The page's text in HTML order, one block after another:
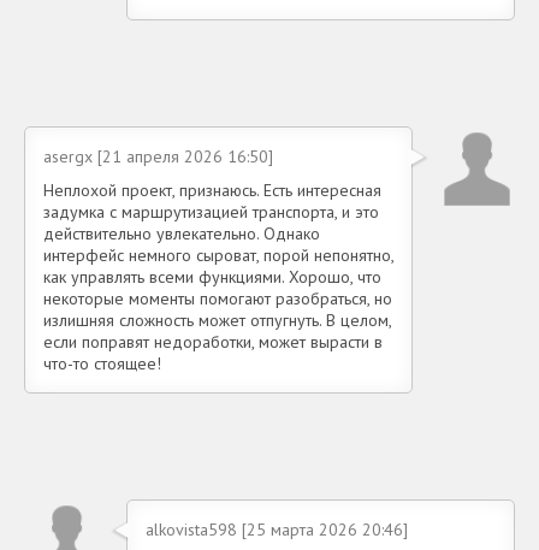
asergx [21 апреля 2026 16:50]
Неплохой проект, признаюсь. Есть интересная
задумка с маршрутизацией транспорта, и это
действительно увлекательно. Однако
интерфейс немного сыроват, порой непонятно,
как управлять всеми функциями. Хорошо, что
некоторые моменты помогают разобраться, но
излишняя сложность может отпугнуть. В целом,
если поправят недоработки, может вырасти в
что-то стоящее!
alkovista598 [25 марта 2026 20:46]